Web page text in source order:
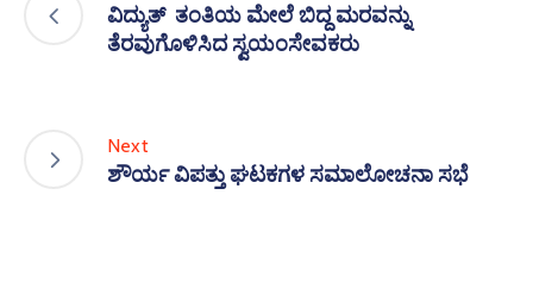
ವಿದ್ಯುತ್ ತಂತಿಯ ಮೇಲೆ ಬಿದ್ದ ಮರವನ್ನು
ತೆರವುಗೊಳಿಸಿದ ಸ್ವಯಂಸೇವಕರು
Next
ಶೌರ್ಯ ವಿಪತ್ತು ಘಟಕಗಳ ಸಮಾಲೋಚನಾ ಸಭೆ